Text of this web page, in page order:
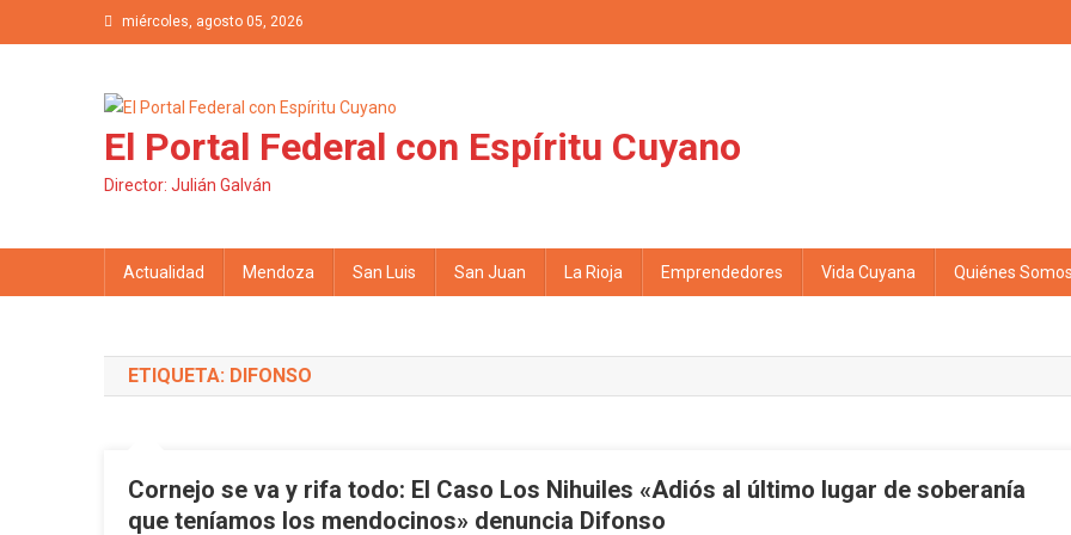
Saltar al contenidomiércoles, agosto 05, 2026
El Portal Federal con Espíritu Cuyano
Director: Julián Galván
Actualidad Mendoza San Luis San Juan La Rioja Emprendedores Vida Cuyana Quiénes
ETIQUETA: DIFONSO
Cornejo se va y rifa todo: El Caso Los Nihuiles «Adiós al último lugar de soberanía
que teníamos los mendocinos» denuncia Difonso